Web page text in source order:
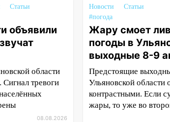
Статьи
объявили
области
Сигнал тревоги
08.08.2026
Новости
Статьи
#погода
Жару смоет
погоды в
выходные 8-9
Предстоящие
Ульяновской
контрастными. Если
жары, то уже во